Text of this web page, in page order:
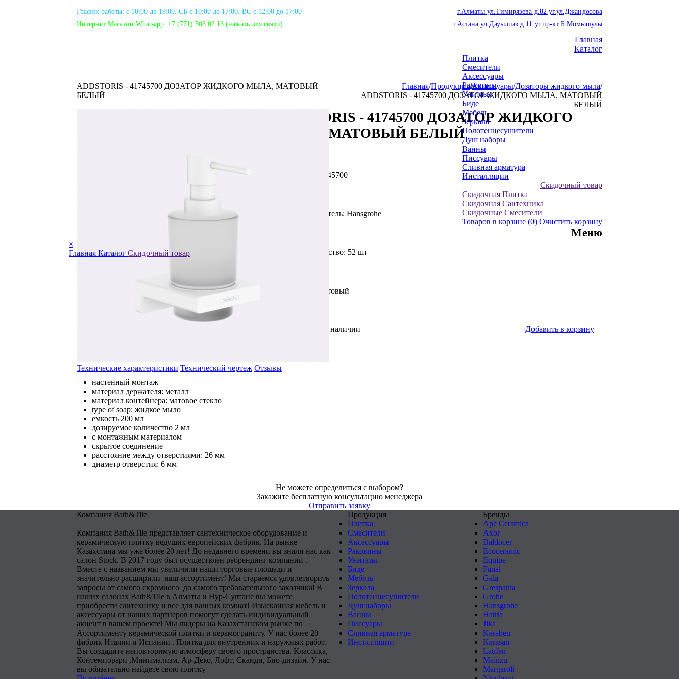
График работы: с 10:00 до 19:00. СБ с 10:00 до 17:00. ВС с 12:00 до 17:00
Интернет Магазин Whatsapp: +7 (771) 503 02 13 (нажать для связи)
г.Алматы ул.Тимирязева д.82 уг.ул.Джандосова
г.Астана ул.Дауылпаз д.11 уг.пр-кт Б.Момышулы
Главная
Каталог
Плитка
Смесители
Аксессуары
Раковины
Унитазы
Биде
Мебель
Зеркала
Полотенцесушители
Душ наборы
Ванны
Писсуары
Сливная арматура
Инсталляции
Скидочный товар
Скидочная Плитка
Скидочная Сантехника
Скидочные Смесители
Товаров в корзине (0) Очистить корзину
Меню
×
Главная Каталог Скидочный товар
ADDSTORIS - 41745700 ДОЗАТОР ЖИДКОГО МЫЛА, МАТОВЫЙ
БЕЛЫЙ
Главная/Продукция/Аксессуары/Дозаторы жидкого мыла/
ADDSTORIS - 41745700 ДОЗАТОР ЖИДКОГО МЫЛА, МАТОВЫЙ
БЕЛЫЙ
ADDSTORIS - 41745700 ДОЗАТОР ЖИДКОГО
МЫЛА, МАТОВЫЙ БЕЛЫЙ
Артикул: HG_41745700
Фирма производитель: Hansgrohe
Доступное количество: 52 шт
Цвет: Белый матовый
В наличии Добавить в корзину
Технические характеристики Технический чертеж Отзывы
настенный монтаж
материал держателя: металл
материал контейнера: матовое стекло
type of soap: жидкое мыло
емкость 200 мл
дозируемое количество 2 мл
с монтажным материалом
скрытое соединение
расстояние между отверстиями: 26 мм
диаметр отверстия: 6 мм
Не можете определиться с выбором?
Закажите бесплатную консультацию менеджера
Отправить заявку
Компания Bath&Tile
Компания Bath&Tile представляет сантехническое оборудование и
керамическую плитку ведущих европейских фабрик. На рынке
Казахстана мы уже более 20 лет! До недавнего времени вы знали нас как
салон Stock. В 2017 году был осуществлен ребрендинг компании .
Вместе с названием мы увеличили наши торговые площади и
значительно расширили наш ассортимент! Мы стараемся удовлетворить
запросы от самого скромного до самого требовательного заказчика! В
наших салонах Bath&Tile в Алматы и Нур-Султане вы можете
приобрести сантехнику и все для ванных комнат! Изысканная мебель и
аксессуары от наших партнеров помогут сделать индивидуальный
акцент в вашем проекте! Мы лидеры на Казахстанском рынке по
Ассортименту керамической плитки и керамограниту. У нас более 20
фабрик Италии и Испании . Плитка для внутренних и наружных работ.
Вы создадите неповторимую атмосферу своего пространства. Классика,
Контемпорари ,Минимализм, Ар-Деко, Лофт, Сканди, Био-дизайн. У нас
вы обязательно найдете свою плитку
Продукция
Плитка
Смесители
Аксессуары
Раковины
Унитазы
Биде
Мебель
Зеркала
Полотенцесушители
Душ наборы
Ванны
Писсуары
Сливная арматура
Инсталляции
Бренды
Ape Ceramica
Axor
Baldocer
Ecoceramic
Equipe
Fanal
Gala
Grespania
Grohe
Hansgrohe
Hatria
Jika
Keraben
Kerasan
Laufen
Mainzu
Margaroli